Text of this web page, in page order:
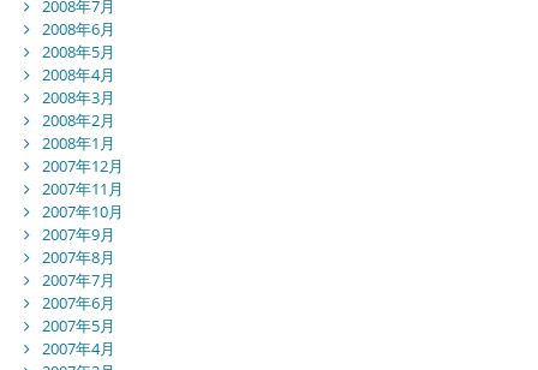
2008年7月
2008年6月
2008年5月
2008年4月
2008年3月
2008年2月
2008年1月
2007年12月
2007年11月
2007年10月
2007年9月
2007年8月
2007年7月
2007年6月
2007年5月
2007年4月